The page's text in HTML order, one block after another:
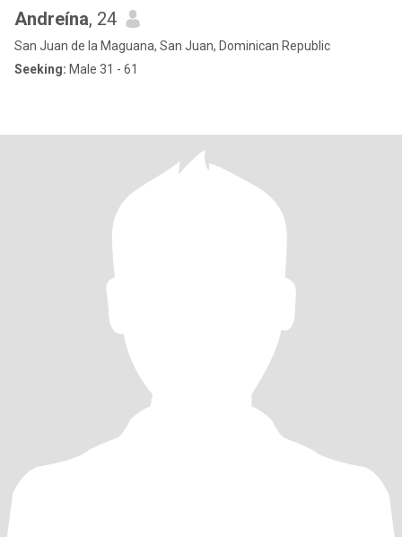
Andreína, 24
San Juan de la Maguana, San Juan, Dominican Republic
Seeking: Male 31 - 61